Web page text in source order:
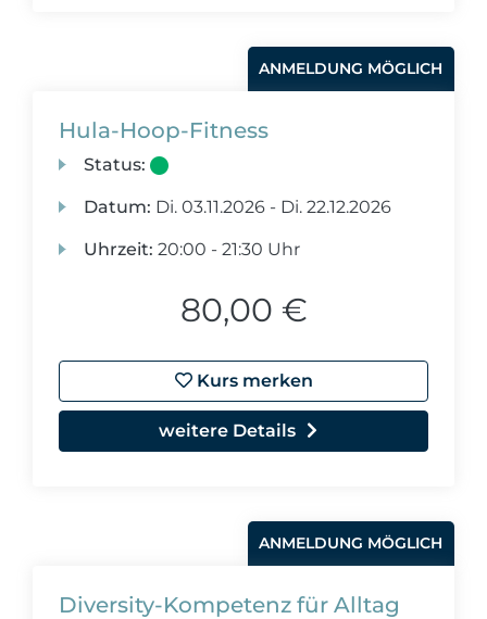
ANMELDUNG MÖGLICH
Hula-Hoop-Fitness
Status:
Datum: Di. 03.11.2026 - Di. 22.12.2026
Uhrzeit: 20:00 - 21:30 Uhr
80,00 €
Kurs merken
weitere Details
ANMELDUNG MÖGLICH
Diversity-Kompetenz für Alltag